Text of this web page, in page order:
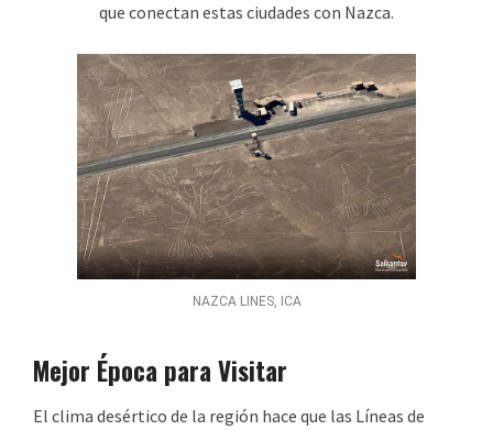
que conectan estas ciudades con Nazca.
NAZCA LINES, ICA
Mejor Época para Visitar
El clima desértico de la región hace que las Líneas de